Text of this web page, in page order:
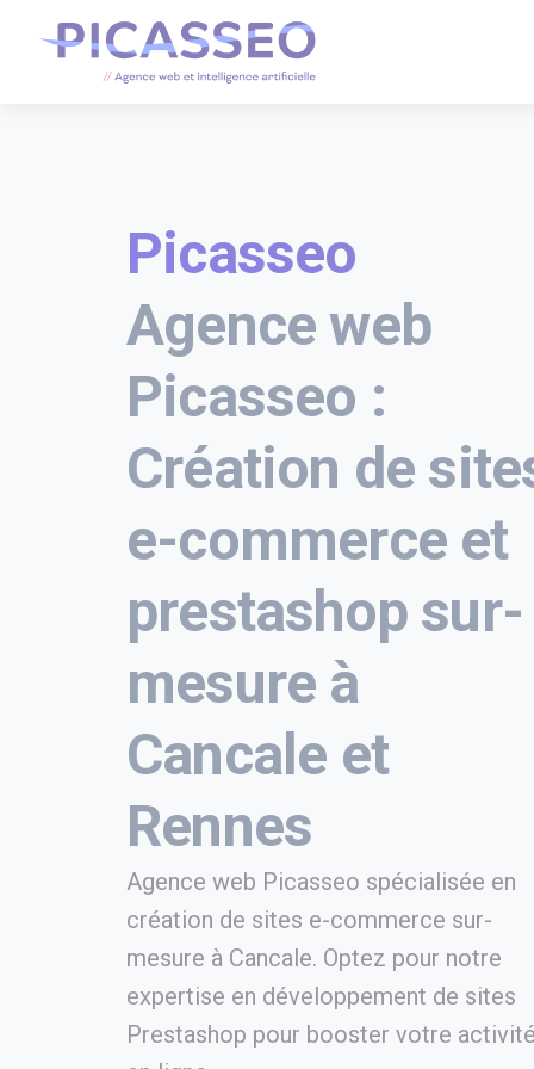
Picasseo
Agence web
Picasseo :
Création de
e-commerce et
prestashop sur-
mesure à
Cancale et
Rennes
Agence web Picasseo spécialisée en
création de sites e-commerce sur-
mesure à Cancale. Optez pour notre
expertise en développement de sites
Prestashop pour booster votre